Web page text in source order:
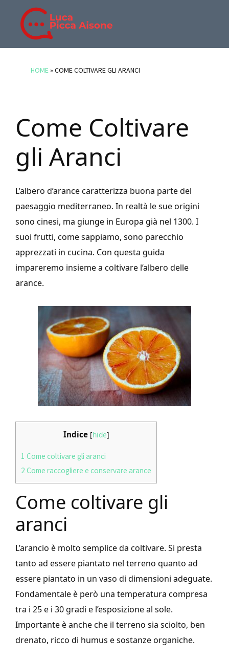
primary
BLOG
DI
LUCA
Blog
HOME» COME COLTIVARE GLI ARANCI
Come Coltivare
gli Aranci
L’albero d’arance caratterizza buona parte del
paesaggio mediterraneo. In realtà le sue origini
sono cinesi, ma giunge in Europa già nel 1300. I
suoi frutti, come sappiamo, sono parecchio
apprezzati in cucina. Con questa guida
impareremo insieme a coltivare l’albero delle
arance.
Indice [hide]
1 Come coltivare gli aranci
2 Come raccogliere e conservare arance
Come coltivare gli
aranci
L’arancio è molto semplice da coltivare. Si presta
tanto ad essere piantato nel terreno quanto ad
essere piantato in un vaso di dimensioni adeguate.
Fondamentale è però una temperatura compresa
tra i 25 e i 30 gradi e l’esposizione al sole.
Importante è anche che il terreno sia sciolto, ben
drenato, ricco di humus e sostanze organiche.